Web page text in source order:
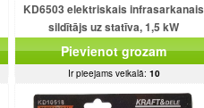
KD6503 elektriskais infrasarkanais
sildītājs uz statīva, 1,5 kW
Pievienot grozam
Ir pieejams veikalā: 10